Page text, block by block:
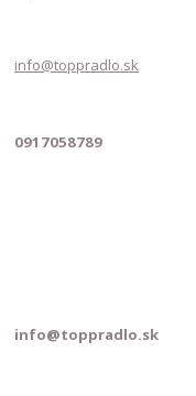
info@toppradlo.sk
0917058789
info@toppradlo.sk